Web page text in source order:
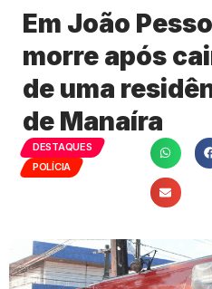
Em João
morre após
de uma
de Manaíra
DESTAQUES
POLÍCIA